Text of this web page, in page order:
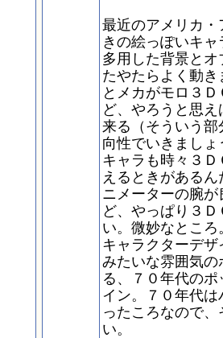
最近のアメリカ
きの絵っぽいキ
多用した背景と
たやたらよく動
とメカがモロ３
ど、やろうと思
来る（そういう
向性でいきまし
キャラも時々３
えるときがある
ニメーターの腕
ど、やっぱり３
い。微妙なところ
キャラクターデ
みたいな雰囲気
る、７０年代の
イン。７０年代
ったころなので
い。